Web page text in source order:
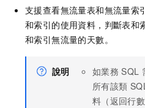
支援查看無流量表和無流量索
和索引的使用資料，判斷表和
和索引無流量的天數。
說明
如業務 SQL
所有該類
料（返回行